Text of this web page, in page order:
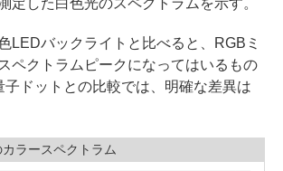
定した白色光のスペクトラムを示す。
LEDバックライトと比べると、RGBミ
ペクトラムピークになってはいるもの
ドットとの比較では、明確な差異は
ラースペクトラム